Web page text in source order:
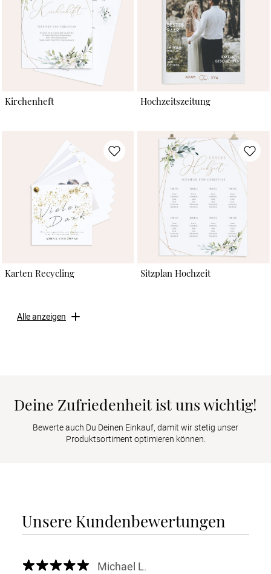
Kirchenheft Hochzeitszeitung
Karten Recycling Sitzplan Hochzeit
Alle anzeigen
Deine Zufriedenheit ist uns wichtig!
Bewerte auch Du Deinen Einkauf, damit wir stetig unser
Produktsortiment optimieren können.
Unsere Kundenbewertungen
Michael L.